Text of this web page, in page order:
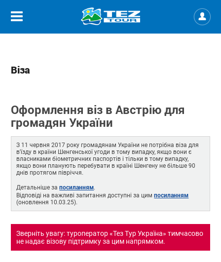
Віза
Оформлення віз в Австрію для
громадян України
З 11 червня 2017 року громадянам України не потрібна віза для
в'їзду в країни Шенгенської угоди в тому випадку, якщо вони є
власниками біометричних паспортів і тільки в тому випадку,
якщо вони планують перебувати в країні Шенгену не більше 90
днів протягом півріччя.
Детальніше запосиланням.
Відповіді на важливі запитання доступні за цимпосиланням
(оновлення 10.03.25).
Зверніть увагу: туроператор «Тез Тур Україна» тимчасово
не надає візову підтримку за цим напрямком.